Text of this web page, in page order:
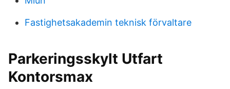
Fastighetsakademin teknisk förvaltare
Parkeringsskylt Utfart
Kontorsmax